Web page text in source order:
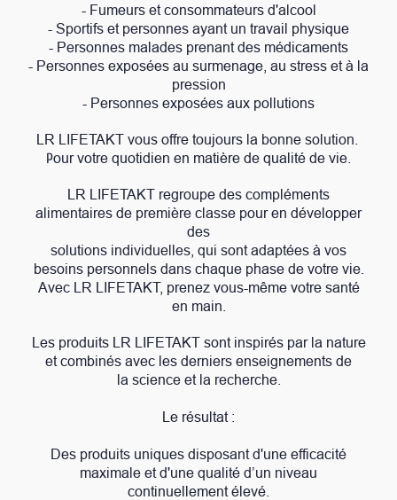
- Fumeurs et consommateurs d'alcool
- Sportifs et personnes ayant un travail physique
- Personnes malades prenant des médicaments
- Personnes exposées au surmenage, au stress et à la
pression
- Personnes exposées aux pollutions
LR LIFETAKT vous offre toujours la bonne solution.
Pour votre quotidien en matière de qualité de vie.
LR LIFETAKT regroupe des compléments
alimentaires de première classe pour en développer
des
solutions individuelles, qui sont adaptées à vos
besoins personnels dans chaque phase de votre vie.
Avec LR LIFETAKT, prenez vous-même votre santé
en main.
Les produits LR LIFETAKT sont inspirés par la nature
et combinés avec les derniers enseignements de
la science et la recherche.
Le résultat :
Des produits uniques disposant d'une efficacité
maximale etd'une qualité d’un niveau
continuellement élevé.